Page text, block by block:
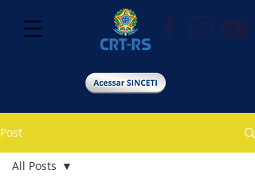
Post
All Posts